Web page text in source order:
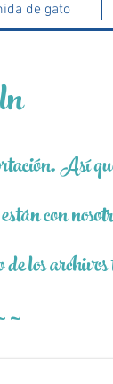
de gato
Así
con
los
~